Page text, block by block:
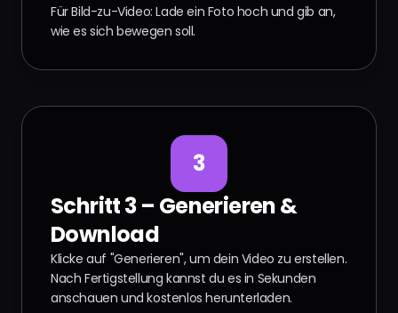
Für Bild-zu-Video: Lade ein Foto hoch und gib an,
wie es sich bewegen soll.
3
Schritt 3 – Generieren &
Download
Klicke auf "Generieren", um dein Video zu erstellen.
Nach Fertigstellung kannst du es in Sekunden
anschauen und kostenlos herunterladen.